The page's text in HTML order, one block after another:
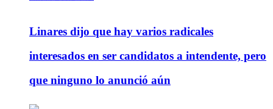
Linares dijo que hay varios radicales
interesados en ser candidatos a intendente, pero
que ninguno lo anunció aún